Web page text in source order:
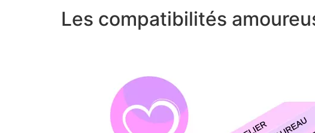
Les compatibilités